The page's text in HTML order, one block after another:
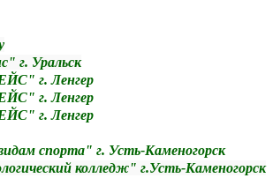
г. Уральск
г. Ленгер
г. Ленгер
г. Ленгер
спорта" г. Усть-Каменогорск
колледж" г.Усть-Каменогорск